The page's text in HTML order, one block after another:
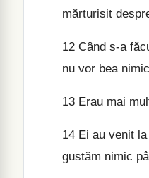
mărturisit
12 Când s-a
nu vor bea
13 Erau mai
14 Ei au venit
gustăm nimic